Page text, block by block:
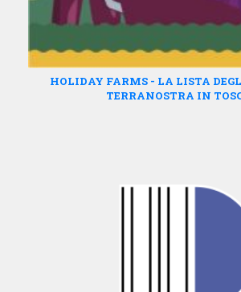
HOLIDAY FARMS - LA LISTA
TERRANOSTRA IN